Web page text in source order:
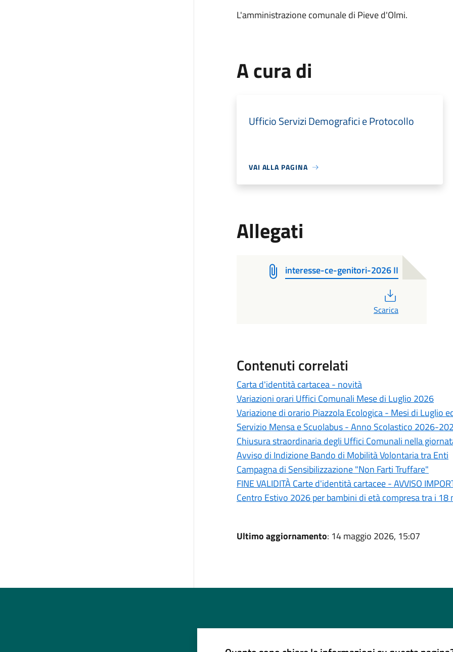
L'amministrazione comunale di Pieve d'Olmi.
A cura di
Ufficio Servizi Demografici e Protocollo
VAI ALLA PAGINA
Allegati
interesse-ce-genitori-2026 II
Scarica
Contenuti correlati
Carta d'identità cartacea - novità
Variazioni orari Uffici Comunali Mese di Luglio 2026
Variazione di orario Piazzola Ecologica - Mesi di Luglio
Servizio Mensa e Scuolabus - Anno Scolastico 2026-
Chiusura straordinaria degli Uffici Comunali nella
Avviso di Indizione Bando di Mobilità Volontaria tra Enti
Campagna di Sensibilizzazione "Non Farti Truffare"
FINE VALIDITÀ Carte d'identità cartacee - AVVISO
Centro Estivo 2026 per bambini di età compresa tra i 18
Ultimo aggiornamento: 14 maggio 2026, 15:07